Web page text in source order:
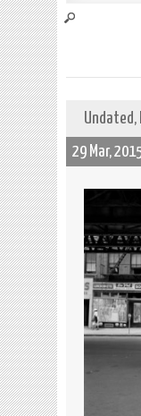
Undated,
29 Mar,